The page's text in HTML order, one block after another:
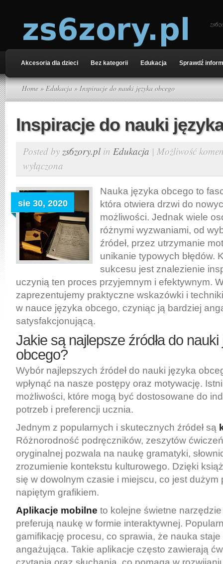
Akcesoria dla dzieci Bez kategorii Edukacja Sprawdź
Home » Edukacja » Inspiracje do nauki języka obcego
Inspiracje do nauki
Posted by zs6zory.plin Edukacja | Możliwość
wyłączona
sie 30, 2020
Nauka języka obcego to
która otwiera drzwi do
możliwości. Jednak wiele
różnymi wyzwaniami, od
źródeł, przez utrzymanie
unikanie typowych błędów.
sukcesu jest znalezienie
uczynią ten proces przyjemnym i efektywnym.
zaprezentujemy praktyczne wskazówki i
w nauce języka obcego, czyniąc ją bardziej
satysfakcjonującą.
Jakie są najlepsze źródła do
obcego?
Wybór najlepszych źródeł do nauki języka
wpłynąć na nasze postępy oraz motywację.
możliwości, które mogą być dostosowane do
potrzeb i preferencji ucznia.
Jednym z popularnych i skutecznych źródeł są
Różnorodność podręczników, zeszytów
oryginalnej pozwala na naukę gramatyki,
zrozumienie kontekstu kulturowego. Dzięki
się w dowolnym czasie i miejscu, co jest dużym
napiętym grafikiem.
Aplikacje mobilne to kolejne świetne
preferują naukę w formie interaktywnej.
gamifikację procesu, co sprawia, że nauka
angażująca. Takie aplikacje często zawierają